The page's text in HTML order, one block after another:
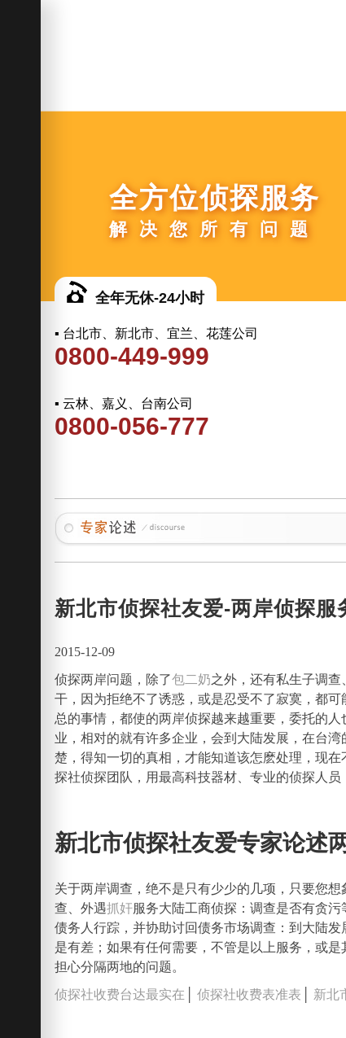
全方位侦探服务
解决您所有问题
全年无休-24小时
▪ 台北市、新北市、宜兰、花莲公司
0800-449-999
▪ 云林、嘉义、台南公司
0800-056-777
新北市侦探社友爱-两岸侦探服
2015-12-09
侦探两岸问题，除了包二奶之外，还有私生子调
干，因为拒绝不了诱惑，或是忍受不了寂寞，都
总的事情，都使的两岸侦探越来越重要，委托的
业，相对的就有许多企业，会到大陆发展，在台
楚，得知一切的真相，才能知道该怎麽处理，现
探社侦探团队，用最高科技器材、专业的侦探人员
新北市侦探社友爱专家论述
关于两岸调查，绝不是只有少少的几项，只要您
查、外遇抓奸服务大陆工商侦探：调查是否有贪
债务人行踪，并协助讨回债务市场调查：到大陆
是有差；如果有任何需要，不管是以上服务，或
担心分隔两地的问题。
侦探社收费台达最实在 │侦探社收费表准表 新北